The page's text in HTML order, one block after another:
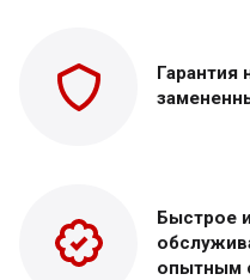
Гарантия
Быстрое
опытным